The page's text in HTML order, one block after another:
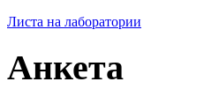
Листа на лаборатории
Анкета